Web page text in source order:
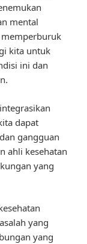
mental
kita untuk
ini dan
dapat
gangguan
ahli kesehatan
yang
yang
yang